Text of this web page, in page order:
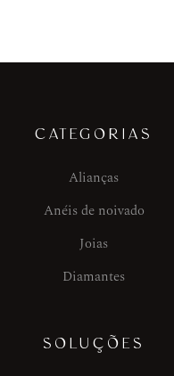
CATEGORIAS
Alianças
Anéis de noivado
Joias
Diamantes
SOLUÇÕES